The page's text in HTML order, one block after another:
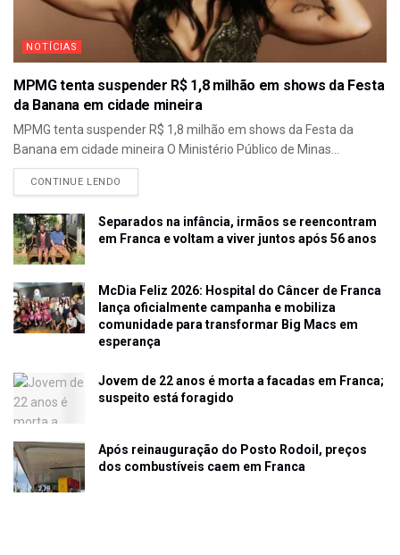
NOTÍCIAS
MPMG tenta suspender R$ 1,8 milhão em shows da Festa
da Banana em cidade mineira
MPMG tenta suspender R$ 1,8 milhão em shows da Festa da
Banana em cidade mineira O Ministério Público de Minas...
CONTINUE LENDO
Separados na infância, irmãos se reencontram
em Franca e voltam a viver juntos após 56 anos
McDia Feliz 2026: Hospital do Câncer de Franca
lança oficialmente campanha e mobiliza
comunidade para transformar Big Macs em
esperança
Jovem de 22 anos é morta a facadas em Franca;
suspeito está foragido
Após reinauguração do Posto Rodoil, preços
dos combustíveis caem em Franca